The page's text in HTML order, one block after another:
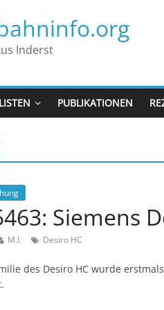
Inderst
PUBLIKATIONEN
Siemens
M.I. Desiro HC
des Desiro HC wurde